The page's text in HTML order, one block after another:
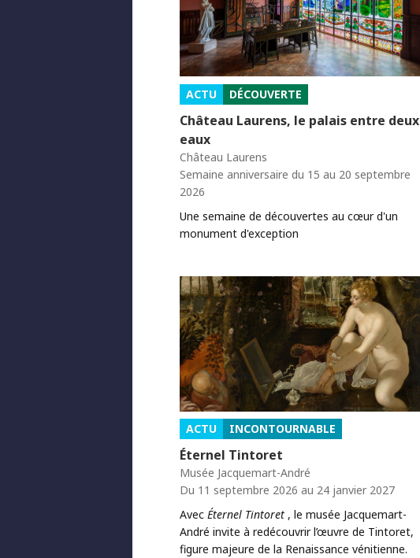
ACTU DÉCOUVERTE
Château Laurens, le palais entre deux
eaux
Château Laurens
Semaine anniversaire du 15 au 20 septembre
2026
Une semaine de découvertes au cœur d'un
monument d'exception
ACTU INCONTOURNABLE
Éternel Tintoret
Musée Jacquemart-André
Du 11 septembre 2026 au 24 janvier 2027
Avec Éternel Tintoret , le musée Jacquemart-
André invite à redécouvrir l’œuvre de Tintoret,
figure majeure de la Renaissance vénitienne.